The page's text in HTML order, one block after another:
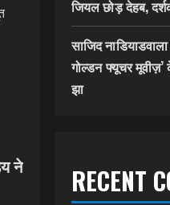
ने
जियल छोड़ देहब,
साजिद
गोल्डन फ्यूचर
झा
RECENT